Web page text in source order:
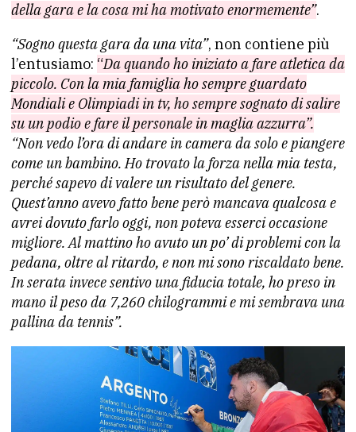
della gara e la cosa mi ha motivato enormemente”.
“Sogno questa gara da una vita”, non contiene più
l’entusiamo: “Da quando ho iniziato a fare atletica da
piccolo. Con la mia famiglia ho sempre guardato
Mondiali e Olimpiadi in tv, ho sempre sognato di salire
su un podio e fare il personale in maglia azzurra”.
“Non vedo l’ora di andare in camera da solo e piangere
come un bambino. Ho trovato la forza nella mia testa,
perché sapevo di valere un risultato del genere.
Quest’anno avevo fatto bene però mancava qualcosa e
avrei dovuto farlo oggi, non poteva esserci occasione
migliore. Al mattino ho avuto un po’ di problemi con la
pedana, oltre al ritardo, e non mi sono riscaldato bene.
In serata invece sentivo una fiducia totale, ho preso in
mano il peso da 7,260 chilogrammi e mi sembrava una
pallina da tennis”.